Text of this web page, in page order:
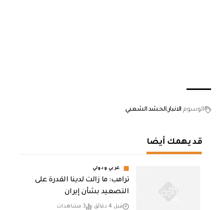
الوسوم الانبارالحشد الشعبي
قد يهمك أيضا
عربي ودولي
ترامب: ما زالت لدينا القدرة على
التصعيد بشأن إيران
قبل 4 دقائق 3 مشاهدات